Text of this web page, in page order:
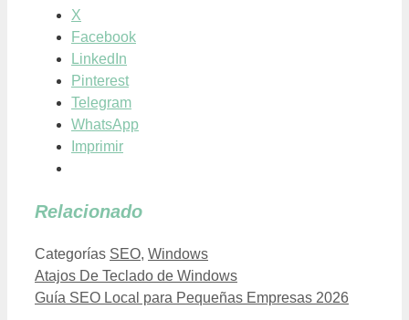
X
Facebook
LinkedIn
Pinterest
Telegram
WhatsApp
Imprimir
Relacionado
Categorías SEO, Windows
Atajos De Teclado de Windows
Guía SEO Local para Pequeñas Empresas 2026